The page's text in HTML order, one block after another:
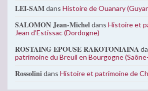
LEI-SAMdans Histoire de Ouanary
SALOMON Jean-Micheldans Histoire et
Jean d’Estissac (Dordogne)
ROSTAING EPOUSE RAKOTONIAINA
patrimoine du Breuil en Bourgogne
Rossolinidans Histoire et patrimoine de